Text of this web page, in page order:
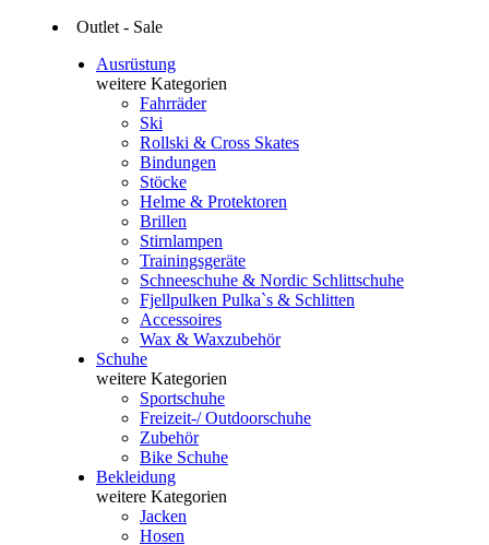
Outlet - Sale
Ausrüstung
weitere Kategorien
Fahrräder
Ski
Rollski & Cross Skates
Bindungen
Stöcke
Helme & Protektoren
Brillen
Stirnlampen
Trainingsgeräte
Schneeschuhe & Nordic Schlittschuhe
Fjellpulken Pulka`s & Schlitten
Accessoires
Wax & Waxzubehör
Schuhe
weitere Kategorien
Sportschuhe
Freizeit-/ Outdoorschuhe
Zubehör
Bike Schuhe
Bekleidung
weitere Kategorien
Jacken
Hosen